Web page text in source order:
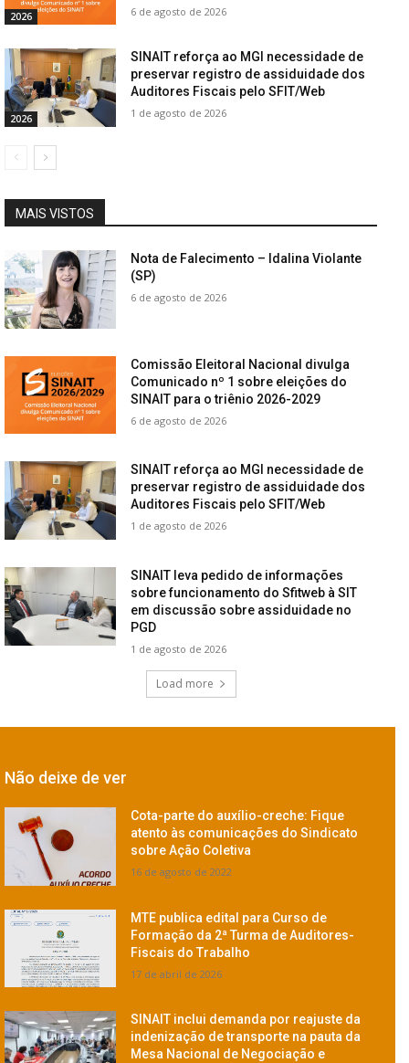
2026 6 de agosto de 2026
2026
SINAIT reforça ao MGI necessidade de
preservar registro de assiduidade dos
Auditores Fiscais pelo SFIT/Web
1 de agosto de 2026
MAIS VISTOS
Nota de Falecimento – Idalina Violante
(SP)
6 de agosto de 2026
Comissão Eleitoral Nacional divulga
Comunicado nº 1 sobre eleições do
SINAIT para o triênio 2026-2029
6 de agosto de 2026
SINAIT reforça ao MGI necessidade de
preservar registro de assiduidade dos
Auditores Fiscais pelo SFIT/Web
1 de agosto de 2026
SINAIT leva pedido de informações
sobre funcionamento do Sfitweb à SIT
em discussão sobre assiduidade no
PGD
1 de agosto de 2026
Load more
Não deixe de ver
Cota-parte do auxílio-creche: Fique
atento às comunicações do Sindicato
sobre Ação Coletiva
16 de agosto de 2022
MTE publica edital para Curso de
Formação da 2ª Turma de Auditores-
Fiscais do Trabalho
17 de abril de 2026
SINAIT inclui demanda por reajuste da
indenização de transporte na pauta da
Mesa Nacional de Negociação e